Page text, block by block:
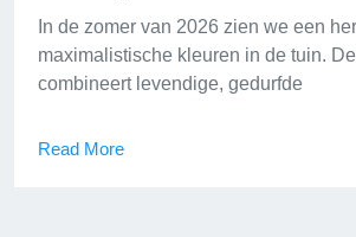
In de zomer van 2026 zien we een
maximalistische kleuren in de tuin.
combineert levendige, gedurfde
Read More